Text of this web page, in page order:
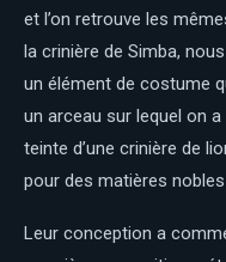
et l’on retrouve les
la crinière de Simba,
un élément de costume
un arceau sur lequel on
teinte d’une crinière de
pour des matières
Leur conception a